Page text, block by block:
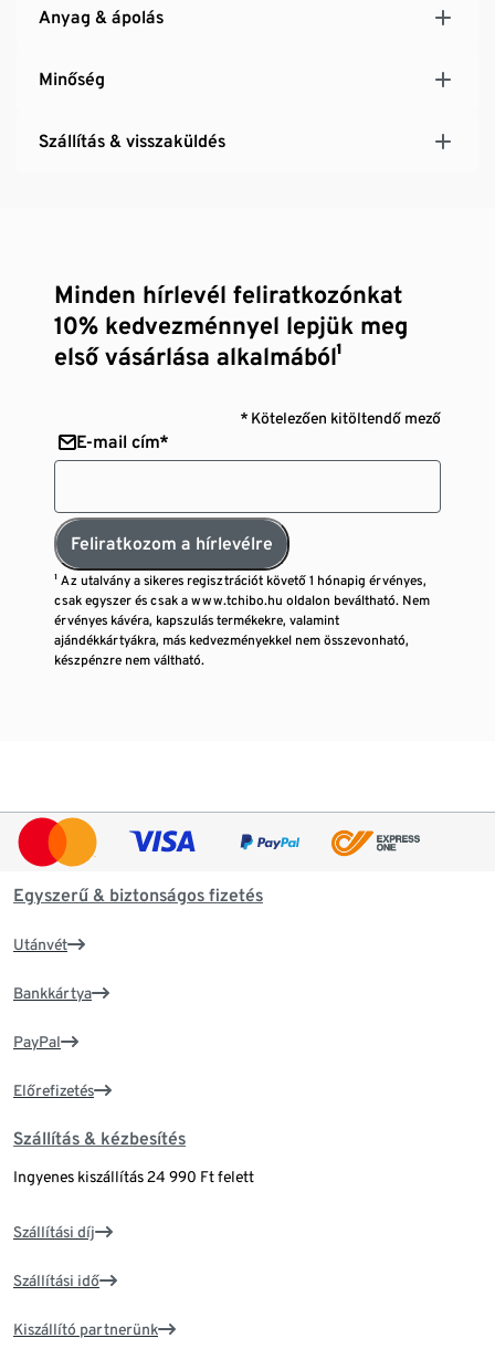
Anyag & ápolás
Minőség
Szállítás & visszaküldés
Minden hírlevél feliratkozónkat
10% kedvezménnyel lepjük meg
első vásárlása alkalmából¹
* Kötelezően kitöltendő mező
E-mail cím*
Feliratkozom a hírlevélre
¹ Az utalvány a sikeres regisztrációt követő 1 hónapig érvényes,
csak egyszer és csak a www.tchibo.hu oldalon beváltható. Nem
érvényes kávéra, kapszulás termékekre, valamint
ajándékkártyákra, más kedvezményekkel nem összevonható,
készpénzre nem váltható.
Egyszerű & biztonságos fizetés
Utánvét
Bankkártya
PayPal
Előrefizetés
Szállítás & kézbesítés
Ingyenes kiszállítás 24 990 Ft felett
Szállítási díj
Szállítási idő
Kiszállító partnerünk